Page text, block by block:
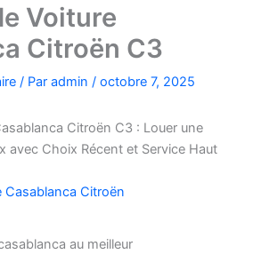
Voiture
Citroën C3
/ Par admin / octobre 7, 2025
Citroën C3 : Louer une
avec Choix Récent et Service Haut
au meilleur